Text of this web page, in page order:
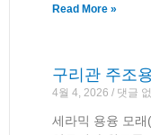
Read More »
구리관 주조
4월 4, 2026 댓글
세라믹 용융 모